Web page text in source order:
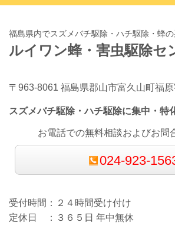
福島県内でスズメバチ駆除・ハチ駆除・蜂
ルイワン蜂・害虫駆除セ
〒963-8061 福島県郡山市富久山町福
スズメバチ駆除・ハチ駆除に集中・特
お電話での無料相談およびお問
024-923-
受付時間：２４時間受け付け
定休日 ：３６５日 年中無休